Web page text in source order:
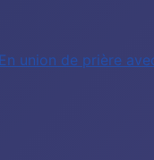
union de prière